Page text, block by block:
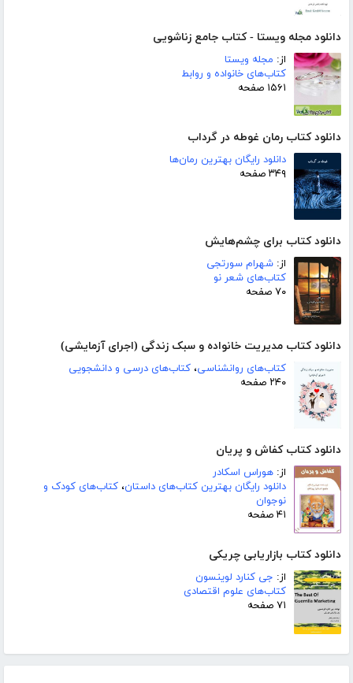
دانلود مجله ویستا - کتاب جامع زناشویی
از: مجله ویستا
کتاب‌های خانواده و روابط
۱۵۶۱ صفحه
دانلود کتاب رمان غوطه در گرداب
دانلود رایگان بهترین رمان‌ها
۳۴۹ صفحه
دانلود کتاب برای چشم‌هایش
از: شهرام سورتجی
کتاب‌های شعر نو
۷۰ صفحه
دانلود کتاب مدیریت خانواده و سبک زندگی (اجرای آزمایشی)
کتاب‌های روانشناسی، کتاب‌های درسی و دانشجویی
۲۴۰ صفحه
دانلود کتاب کفاش و پریان
از: هوراس اسکادر
دانلود رایگان بهترین کتاب‌های داستان، کتاب‌های کودک و
نوجوان
۴۱ صفحه
دانلود کتاب بازاریابی چریکی
از: جی کنارد لوینسون
کتاب‌های علوم اقتصادی
۷۱ صفحه